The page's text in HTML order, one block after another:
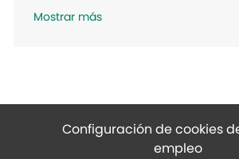
Mostrar más
Configuración de cookies
empleo